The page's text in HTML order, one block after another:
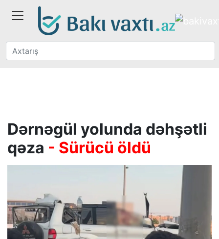
Dərnəgül yolunda dəhşətli
qəza - Sürücü öldü